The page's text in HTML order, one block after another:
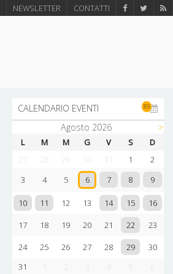
NEWSLETTER CONTATTI
CALENDARIO EVENTI 83
Agosto 2026 >
L M M G V S
D
27
28 29 30 31 1
2
3
4 5 6 7 8 9
10 11 12 13 14 15 16
17 18 19 20 21 22
23
24
25 26 27 28 29
30
31